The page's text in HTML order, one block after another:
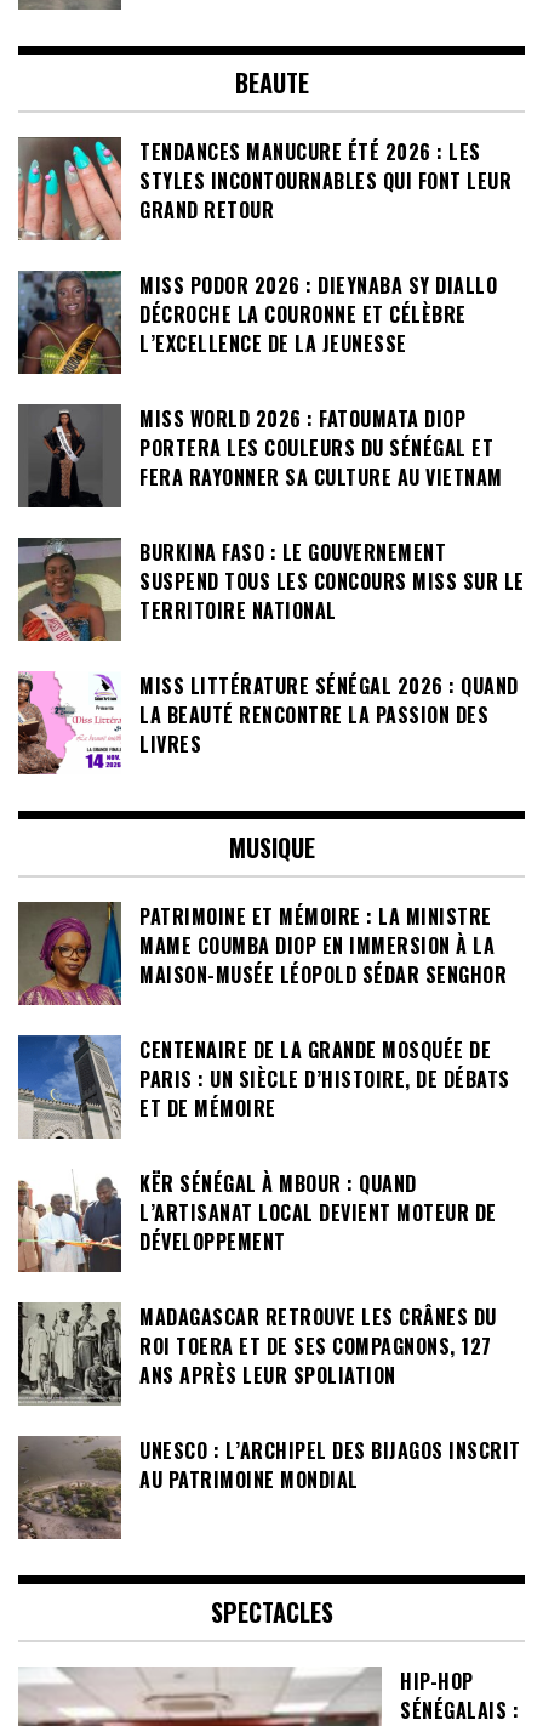
BEAUTE
TENDANCES MANUCURE ÉTÉ 2026 : LES
STYLES INCONTOURNABLES QUI FONT LEUR
GRAND RETOUR
MISS PODOR 2026 : DIEYNABA SY DIALLO
DÉCROCHE LA COURONNE ET CÉLÈBRE
L’EXCELLENCE DE LA JEUNESSE
MISS WORLD 2026 : FATOUMATA DIOP
PORTERA LES COULEURS DU SÉNÉGAL ET
FERA RAYONNER SA CULTURE AU VIETNAM
BURKINA FASO : LE GOUVERNEMENT
SUSPEND TOUS LES CONCOURS MISS SUR LE
TERRITOIRE NATIONAL
MISS LITTÉRATURE SÉNÉGAL 2026 : QUAND
LA BEAUTÉ RENCONTRE LA PASSION DES
LIVRES
MUSIQUE
PATRIMOINE ET MÉMOIRE : LA MINISTRE
MAME COUMBA DIOP EN IMMERSION À LA
MAISON-MUSÉE LÉOPOLD SÉDAR SENGHOR
CENTENAIRE DE LA GRANDE MOSQUÉE DE
PARIS : UN SIÈCLE D’HISTOIRE, DE DÉBATS
ET DE MÉMOIRE
KËR SÉNÉGAL À MBOUR : QUAND
L’ARTISANAT LOCAL DEVIENT MOTEUR DE
DÉVELOPPEMENT
MADAGASCAR RETROUVE LES CRÂNES DU
ROI TOERA ET DE SES COMPAGNONS, 127
ANS APRÈS LEUR SPOLIATION
UNESCO : L’ARCHIPEL DES BIJAGOS INSCRIT
AU PATRIMOINE MONDIAL
SPECTACLES
HIP-HOP
SÉNÉGALAIS :